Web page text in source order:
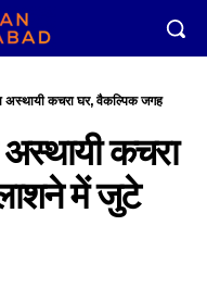
अस्थायी कचरा घर, वैकल्पिक जगह
अस्थायी कचरा
में जुटे